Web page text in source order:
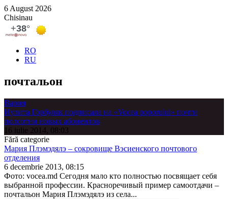
6 August 2026
Chisinau
RO
RU
почтальон
Вария
Иулитa Горбуляк подписала на «Vocea poporului» почти
полсотни новых абонентов
16 iulie 2014, 08:03
Fără categorie
Мария Плэмэдялэ – сокровище Вэсиенского почтового
отделения
6 decembrie 2013, 08:15
Фото: vocea.md Сегодня мало кто полностью посвящает себя
выбранной профессии. Красноречивый пример самоотдачи –
почтальон Мария Плэмэдялэ из села...